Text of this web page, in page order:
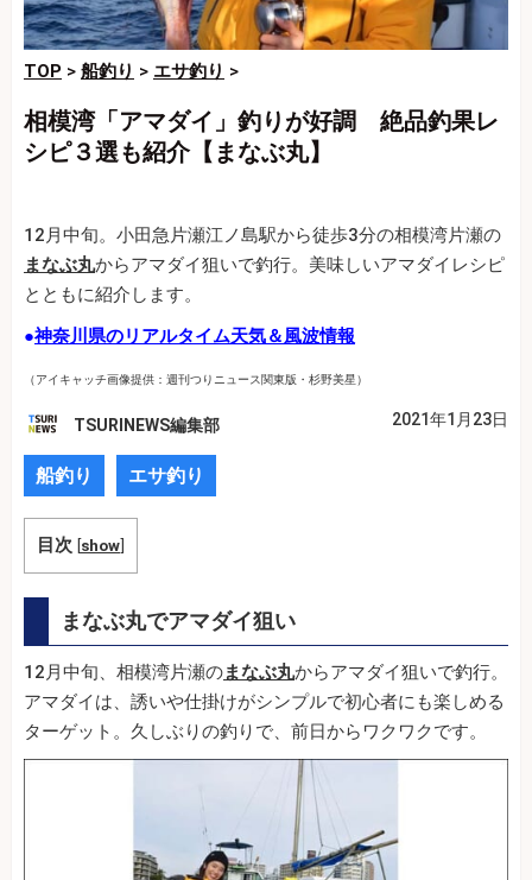
TOP > 船釣り > エサ釣り >
相模湾「アマダイ」釣りが好調 絶品釣果レ
シピ３選も紹介【まなぶ丸】
12月中旬。小田急片瀬江ノ島駅から徒歩3分の相模湾片瀬の
まなぶ丸からアマダイ狙いで釣行。美味しいアマダイレシピ
とともに紹介します。
●神奈川県のリアルタイム天気＆風波情報
（アイキャッチ画像提供：週刊つりニュース関東版・杉野美星）
TSURINEWS編集部 2021年1月23日
船釣り エサ釣り
目次 [show]
まなぶ丸でアマダイ狙い
12月中旬、相模湾片瀬のまなぶ丸からアマダイ狙いで釣行。
アマダイは、誘いや仕掛けがシンプルで初心者にも楽しめる
ターゲット。久しぶりの釣りで、前日からワクワクです。